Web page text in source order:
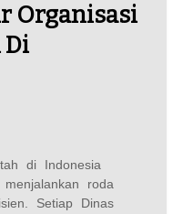
Organisasi
Di
di Indonesia
roda
Setiap Dinas